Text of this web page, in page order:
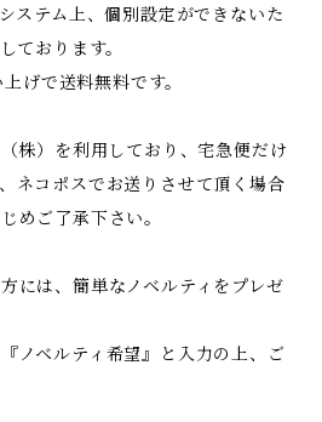
ステム上、個別設定ができないた
ております。
げで送料無料です。
株）を利用しており、宅急便だけ
ネコポスでお送りさせて頂く場合
めご了承下さい。
には、簡単なノベルティをプレゼ
ノベルティ希望』と入力の上、ご